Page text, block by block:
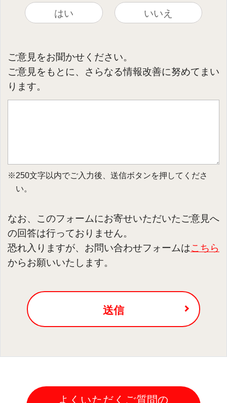
はい いいえ
ご意見をお聞かせください。
ご意見をもとに、さらなる情報改善に努めてまい
ります。
※250文字以内でご入力後、送信ボタンを押してくださ
い。
なお、このフォームにお寄せいただいたご意見へ
の回答は行っておりません。
恐れ入りますが、お問い合わせフォームはこちら
からお願いいたします。
送信
よくいただくご質問の